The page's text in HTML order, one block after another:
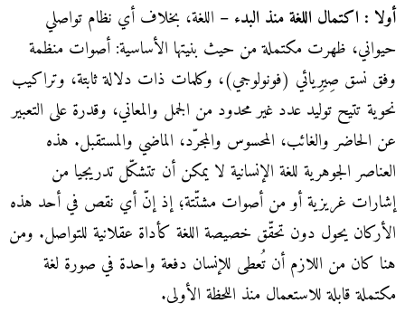
أولا : اكتمال اللغة منذ البدء – اللغة، بخلاف أي نظام تواصلي
حيواني، ظهرت مكتملة من حيث بنيتها الأساسية: أصوات منظمة
وفق نسق صِيرِيائي (فونولوجي)، وكلمات ذات دلالة ثابتة، وتراكيب
نحوية تتيح توليد عدد غير محدود من الجمل والمعاني، وقدرة على التعبير
عن الحاضر والغائب، المحسوس والمجرّد، الماضي والمستقبل. هذه
العناصر الجوهرية للغة الإنسانية لا يمكن أن تتشكّل تدريجيا من
إشارات غريزية أو من أصوات مشتّتة؛ إذ إنّ أي نقص في أحد هذه
الأركان يحول دون تحقّق خصيصة اللغة كأداة عقلانية للتواصل. ومن
هنا كان من اللازم أن تُعطى للإنسان دفعة واحدة في صورة لغة
مكتملة قابلة للاستعمال منذ اللحظة الأولى.